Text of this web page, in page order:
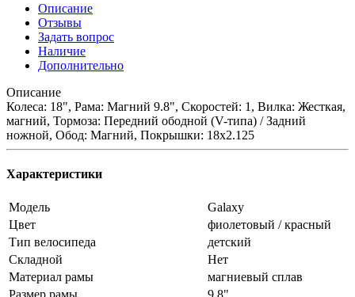
Описание
Отзывы
Задать вопрос
Наличие
Дополнительно
Описание
Колеса: 18", Рама: Магний 9.8", Скоростей: 1, Вилка: Жесткая,
магний, Тормоза: Передний ободной (V-типа) / Задний
ножной, Обод: Магний, Покрышки: 18х2.125
Характеристики
Модель
Galaxy
Цвет
фиолетовый / красный
Тип велосипеда
детский
Складной
Нет
Материал рамы
магниевый сплав